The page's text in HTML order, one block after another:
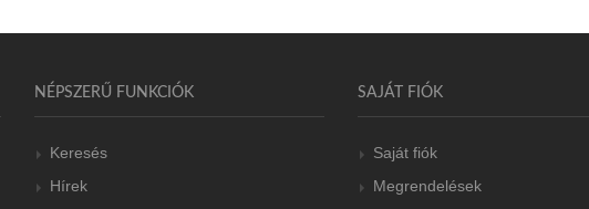
NÉPSZERŰ FUNKCIÓK
Keresés
Hírek
SAJÁT FIÓK
Saját fiók
Megrendelések